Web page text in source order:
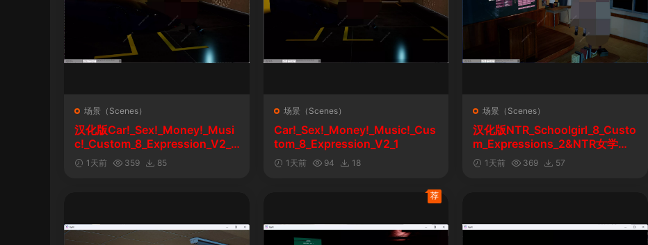
场景（Scenes）
汉化版Car!_Sex!_Money!_Musi
c!_Custom_8_Expression_V2_1
&车！性！钱！音乐！自定义表情
1天前 359 85
场景（Scenes）
Car!_Sex!_Money!_Music!_Cus
tom_8_Expression_V2_1
1天前 94 18
场景（Scenes）
汉化版NTR_Schoolgirl_8_Custo
m_Expressions_2&NTR女学生8
自定义表情
1天前 369 57
荐